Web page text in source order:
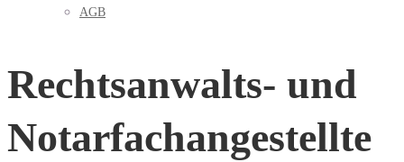
AGB
Rechtsanwalts- und
Notarfachangestellte